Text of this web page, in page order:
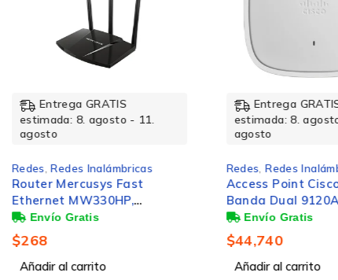
Ancho
Control de energía
Entrega GRATIS
estimada: 8. agosto - 11.
agosto
Redes ,Redes Inalámbricas
Router Mercusys Fast
Ethernet MW330HP,
Alámbrico, 300 Mbit/s, 3x RJ-
45, 2.4GHz, 3 Antenas
Externas de 7dBi
$268
Añadir al carrito
Entrega
estimada: 8.
agosto
Redes ,Redes
Access Point
Banda Dual
Gbit/s, 1x RJ-45,
$44,740
Añadir al carrito